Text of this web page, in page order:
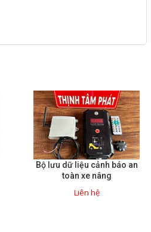
Bộ lưu dữ liệu cảnh báo an
toàn xe nâng
Liên hệ